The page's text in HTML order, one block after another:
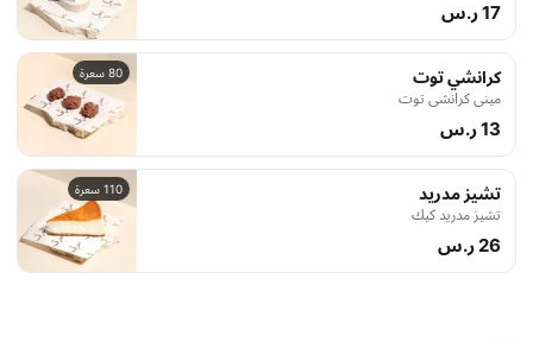
17 ر.س
80 سعرة كرانشي توت
ميني كرانشي توت
13 ر.س
110 سعرة تشيز مدريد
تشيز مدريد كيك
26 ر.س